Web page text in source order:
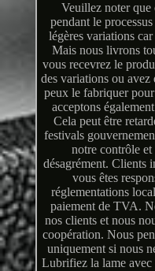
Veuillez noter que
pendant le
légères variations
Mais nous livrons
vous recevrez le
des variations ou avez
peux le fabriquer
acceptons
Cela peut être
festivals
notre contrôle
désagrément. Clients
vous êtes
réglementations
paiement de TVA.
nos clients et nous
coopération. Nous
uniquement si nous
Lubrifiez la lame avec